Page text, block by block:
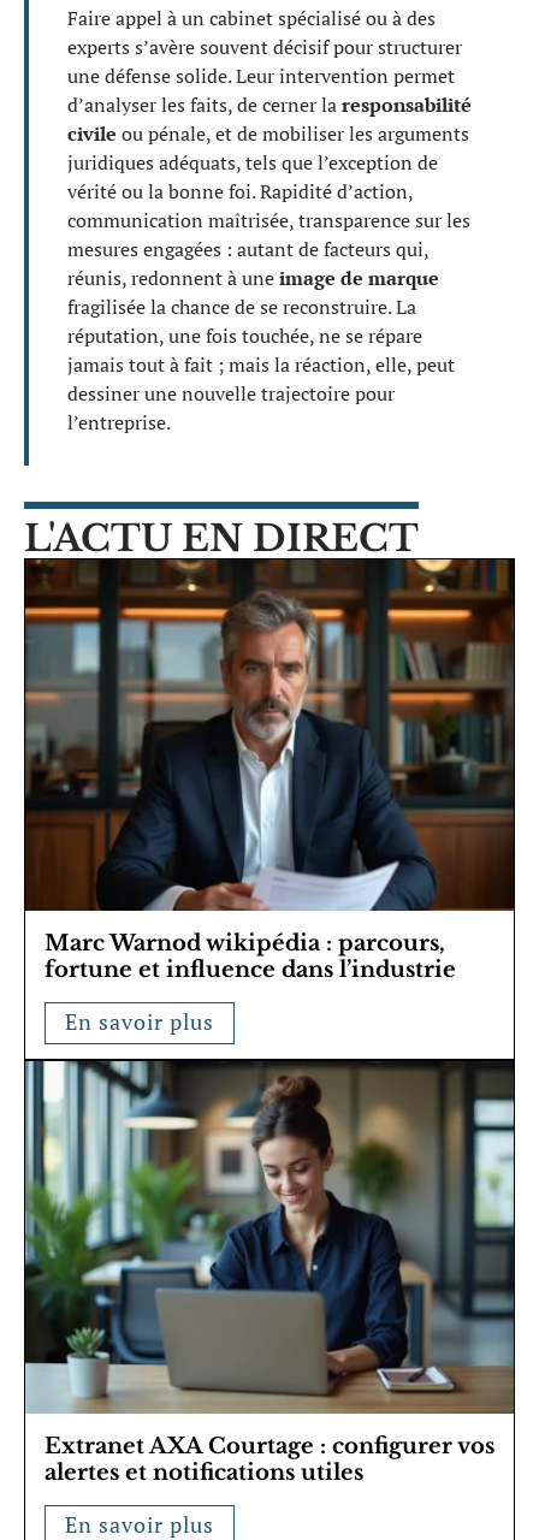
Faire appel à un cabinet spécialisé ou à des
experts s’avère souvent décisif pour structurer
une défense solide. Leur intervention permet
d’analyser les faits, de cerner laresponsabilité
civile ou pénale, et de mobiliser les arguments
juridiques adéquats, tels que l’exception de
vérité ou la bonne foi. Rapidité d’action,
communication maîtrisée, transparence sur les
mesures engagées : autant de facteurs qui,
réunis, redonnent à uneimage de marque
fragilisée la chance de se reconstruire. La
réputation, une fois touchée, ne se répare
jamais tout à fait ; mais la réaction, elle, peut
dessiner une nouvelle trajectoire pour
l’entreprise.
L'ACTU EN DIRECT
Marc Warnod wikipédia : parcours,
fortune et influence dans l’industrie
En savoir plus
Extranet AXA Courtage : configurer vos
alertes et notifications utiles
En savoir plus